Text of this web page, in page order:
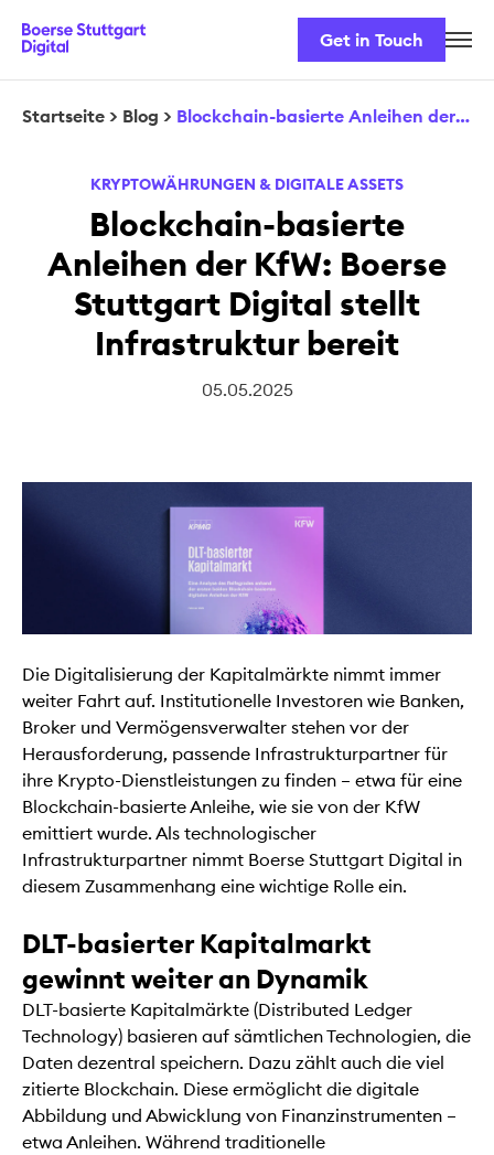
Get in Touch
Karriere
Unser Team
Sicherheit & Regulatorik
Startseite > Blog > Blockchain-basierte Anleihen der KfW: Boerse Stuttgart Digital stellt Infrastruktur bereit
KRYPTOWÄHRUNGEN & DIGITALE ASSETS
Blockchain-basierte
Anleihen der KfW: Boerse
Stuttgart Digital stellt
Infrastruktur bereit
05.05.2025
Die Digitalisierung der Kapitalmärkte nimmt immer
weiter Fahrt auf. Institutionelle Investoren wie Banken,
Broker und Vermögensverwalter stehen vor der
Herausforderung, passende Infrastrukturpartner für
ihre Krypto-Dienstleistungen zu finden – etwa für eine
Blockchain-basierte Anleihe, wie sie von der KfW
emittiert wurde. Als technologischer
Infrastrukturpartner nimmt Boerse Stuttgart Digital in
diesem Zusammenhang eine wichtige Rolle ein.
DLT-basierter Kapitalmarkt
gewinnt weiter an Dynamik
DLT-basierte Kapitalmärkte (Distributed Ledger
Technology) basieren auf sämtlichen Technologien, die
Daten dezentral speichern. Dazu zählt auch die viel
zitierte Blockchain. Diese ermöglicht die digitale
Abbildung und Abwicklung von Finanzinstrumenten –
etwa Anleihen. Während traditionelle